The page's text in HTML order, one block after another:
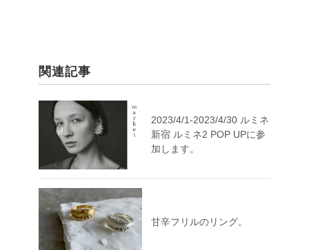
関連記事
2023/4/1-2023/4/30 ルミネ
新宿 ルミネ2 POP UPに参
加します。
甘辛フリルのリング。